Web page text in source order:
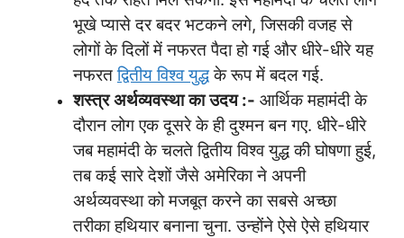
भूखे प्यासे दर बदर भटकने लगे, जिसकी वजह से
लोगों के दिलों में नफरत पैदा हो गई और धीरे-धीरे यह
नफरतद्वितीय विश्व युद्धके रूप में बदल गई.
शस्त्र अर्थव्यवस्था का उदय:- आर्थिक महामंदी के
दौरान लोग एक दूसरे के ही दुश्मन बन गए. धीरे-धीरे
जब महामंदी के चलते द्वितीय विश्व युद्ध की घोषणा हुई,
तब कई सारे देशों जैसे अमेरिका ने अपनी
अर्थव्यवस्था को मजबूत करने का सबसे अच्छा
तरीका हथियार बनाना चुना. उन्होंने ऐसे ऐसे हथियार